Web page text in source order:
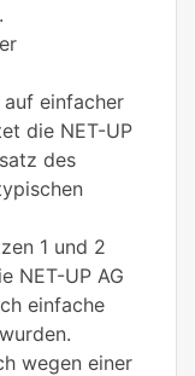
einfacher
die NET-UP
des
1 und 2
NET-UP AG
einfache
wegen einer